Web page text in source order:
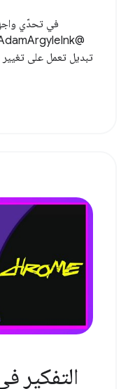
في تحدّي
تبديل تعمل على
التفكير